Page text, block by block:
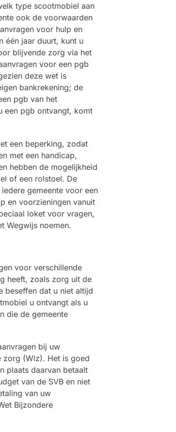
type scootmobiel aan
ook de voorwaarden
voor hulp en
één jaar duurt, kunt u
blijvende zorg via het
voor een pgb
deze wet is
bankrekening; de
pgb van het
een pgb ontvangt, komt
een beperking, zodat
met een handicap,
hebben de mogelijkheid
of een rolstoel. De
gemeente voor een
en voorzieningen vanuit
loket voor vragen,
Wegwijs noemen.
voor verschillende
heeft, zoals zorg uit de
beseffen dat u niet altijd
u ontvangt als u
die de gemeente
bij uw
zorg (Wlz). Het is goed
plaats daarvan betaalt
van de SVB en niet
van uw
Bijzondere